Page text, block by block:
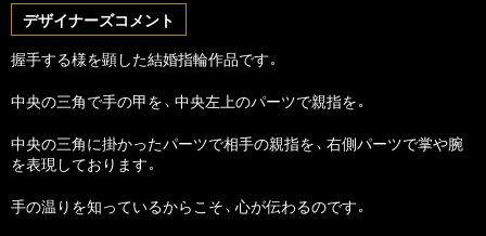
デザイナーズコメント
握手する様を顕した結婚指輪作品です。
中央の三角で手の甲を、中央左上のパーツで親指を。
中央の三角に掛かったパーツで相手の親指を、右側パーツで掌や腕
を表現しております。
手の温りを知っているからこそ、心が伝わるのです。